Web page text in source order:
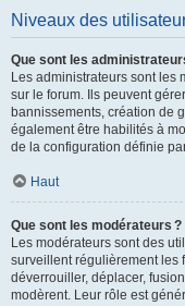
Niveaux des
Que sont les
Les administrateurs sont les
sur le forum. Ils peuvent
bannissements, création de
également être habilités à
de la configuration définie
Haut
Que sont les modérateurs ?
Les modérateurs sont des
surveillent régulièrement les
déverrouiller, déplacer,
modèrent. Leur rôle est